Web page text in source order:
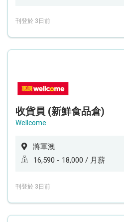
刊登於 3日前
收貨員 (新鮮食品倉)
Wellcome
將軍澳
16,590 - 18,000 / 月薪
刊登於 3日前